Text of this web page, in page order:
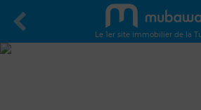
Le 1er site immobilier de la